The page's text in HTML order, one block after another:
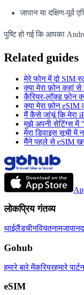
जापान या दक्षिण-पूर्व
पुष्टि हो गई कि आपका
Related guides
मेरे फोन में दो SIM
क्या मेरा फ़ोन कहां
कैरियर-लॉक्ड फ़ोन
क्या मेरा फ़ोन eSIM
मैं कैसे जांचूं कि मेरा
मुझे अपनी सेटिंग्स में
मेरा डिवाइस सूची में
मैंने पहले से eSIM
लोकप्रिय गंतव्य
थाईलैंडचीनवियतनामजापान
Gohub
हमारे बारे मेंकरियरहमारे
eSIM